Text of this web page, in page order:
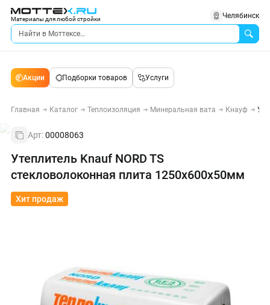
Материалы для любой стройки Челябинск
Акции Подборки товаров Услуги
Главная Каталог Теплоизоляция Минеральная вата Кнауф
Арт:00008063
Утеплитель Knauf NORD TS
стекловолоконная плита 1250х600х50мм
Хит продаж